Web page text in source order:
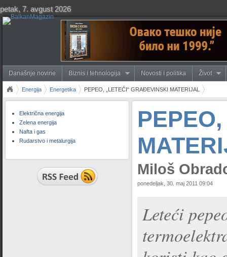
petak, 7. avgust 2026
Današnje novine Biznis i tehnologija Novosti i politika Život
Energija Energetika PEPEO, „LETEĆI“ GRAĐEVINSKI MATERIJAL
Električna energija
Zelena energija
Nafta i gas
Rudarstvo i metalurgija
Miloš
ponedeljak, 30. maj 2011 09:04
Leteći